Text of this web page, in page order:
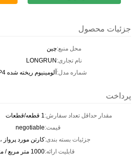
جزئیات محصول
محل منبع:چين
نام تجاری:LONGRUN
شماره مدل:آلومینیوم ریخته شده P4
پرداخت
مقدار حداقل تعداد سفارش:1 قطعه/قطعات
قیمت:negotiable
جزئیات بسته بندی:کارتن مورد پرواز ، 6 عدد در 1 کارتن پرواز
قابلیت ارائه:1000 متر مربع / متر مربع در هفته